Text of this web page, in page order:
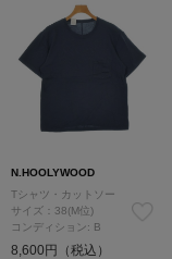
N.HOOLYWOOD
Tシャツ・カットソー
サイズ：38(M位)
コンディション: B
8,600円（税込）